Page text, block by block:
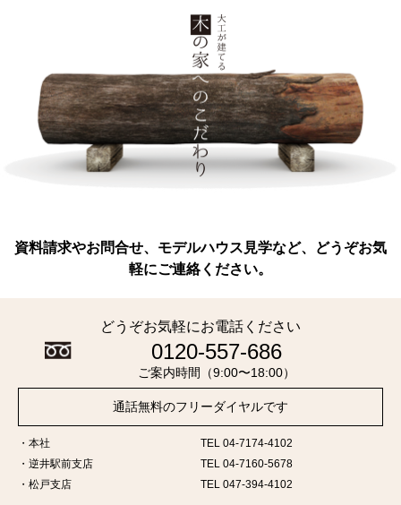
資料請求やお問合せ、モデルハウス見学など、どうぞお気
軽にご連絡ください。
どうぞお気軽にお電話ください
0120-557-686
ご案内時間（9:00〜18:00）
通話無料のフリーダイヤルです
本社
TEL 04-7174-4102
逆井駅前支店
TEL 04-7160-5678
松戸支店
TEL 047-394-4102